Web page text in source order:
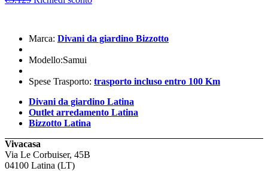
Marca: Divani da giardino Bizzotto
Modello:Samui
Spese Trasporto: trasporto incluso entro 100 Km
Divani da giardino Latina
Outlet arredamento Latina
Bizzotto Latina
Vivacasa
Via Le Corbuiser, 45B
04100 Latina (LT)